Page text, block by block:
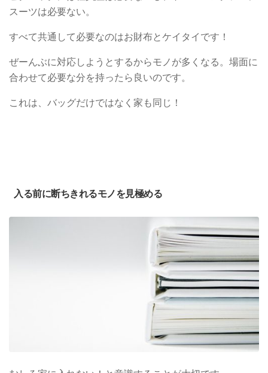
スーツは必要ない。
すべて共通して必要なのはお財布とケイタイです！
ぜーんぶに対応しようとするからモノが多くなる。場面に
合わせて必要な分を持ったら良いのです。
これは、バッグだけではなく家も同じ！
入る前に断ちきれるモノを見極める